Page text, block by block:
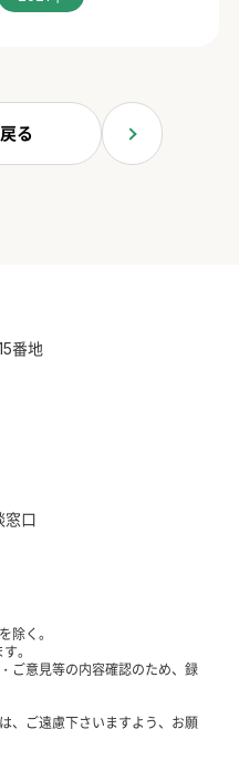
る
番地
窓口
除く。
。
ご意見等の内容確認のため、録
、ご遠慮下さいますよう、お願